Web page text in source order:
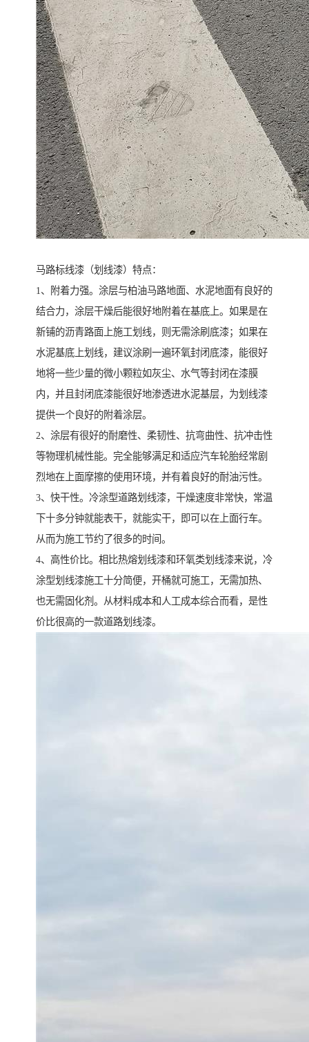
马路标线漆（划线漆）特点：
1、附着力强。涂层与柏油马路地面、水泥地面有良好的
结合力，涂层干燥后能很好地附着在基底上。如果是在
新铺的沥青路面上施工划线，则无需涂刷底漆；如果在
水泥基底上划线，建议涂刷一遍环氧封闭底漆，能很好
地将一些少量的微小颗粒如灰尘、水气等封闭在漆膜
内，并且封闭底漆能很好地渗透进水泥基层，为划线漆
提供一个良好的附着涂层。
2、涂层有很好的耐磨性、柔韧性、抗弯曲性、抗冲击性
等物理机械性能。完全能够满足和适应汽车轮胎经常剧
烈地在上面摩擦的使用环境，并有着良好的耐油污性。
3、快干性。冷涂型道路划线漆，干燥速度非常快，常温
下十多分钟就能表干，就能实干，即可以在上面行车。
从而为施工节约了很多的时间。
4、高性价比。相比热熔划线漆和环氧类划线漆来说，冷
涂型划线漆施工十分简便，开桶就可施工，无需加热、
也无需固化剂。从材料成本和人工成本综合而看，是性
价比很高的一款道路划线漆。